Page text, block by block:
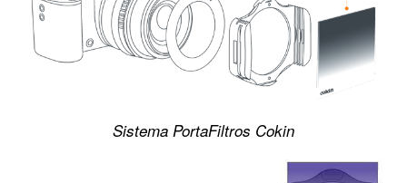
Sistema PortaFiltros Cokin